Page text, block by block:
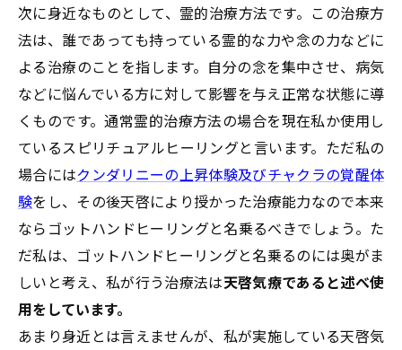
次に身近なものとして、霊的治療方法です。この治療方
法は、誰であっても持っている霊的な力や念の力などに
よる治療のことを指します。自分の念を集中させ、病気
などに悩んでいる方に対して影響を与え正常な状態に導
くものです。通常霊的治療方法の場合を現在私か使用し
ているスピリチュアルヒーリングと言います。ただ私の
場合にはクンダリニーの上昇体験及びチャクラの覚醒体
験をし、その後天啓により授かった治療能力なので本来
ならゴットハンドヒーリングと名乗るべきでしょう。た
だ私は、ゴットハンドヒーリングと名乗るのには奥がま
しいと考え、私が行う治療法は天啓気療であると述べ使
用をしています。
あまり身近とは言えませんが、私が実施している天啓気